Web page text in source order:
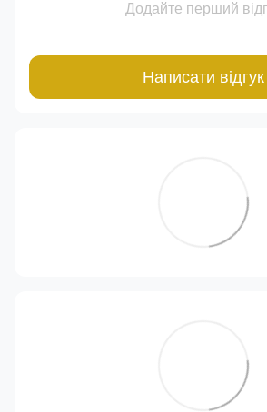
Додайте перший
Написати відгук